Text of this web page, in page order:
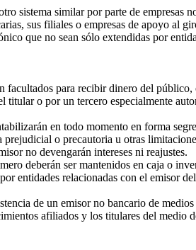
sistema similar por parte de empresas
sus filiales o empresas de apoyo al
que no sean sólo extendidas por
para recibir dinero del público,
o por un tercero especialmente
en todo momento en forma
o precautoria u otras
no devengarán intereses ni reajustes.
deberán ser mantenidos en caja o
entidades relacionadas con el emisor
de un emisor no bancario de
afiliados y los titulares del medio